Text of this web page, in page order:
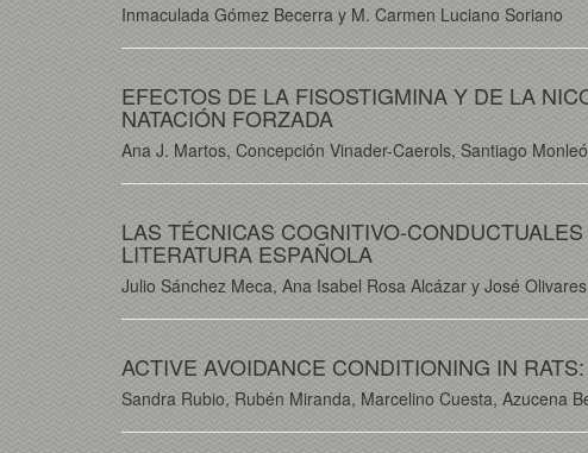
Inmaculada Gómez Becerra y M. Carmen Luciano Soriano
EFECTOS DE LA FISOSTIGMINA Y DE LA
NATACIÓN FORZADA
Ana J. Martos, Concepción Vinader-Caerols, Santiago
LAS TÉCNICAS COGNITIVO-
LITERATURA ESPAÑOLA
Julio Sánchez Meca, Ana Isabel Rosa Alcázar y José
ACTIVE AVOIDANCE CONDITIONING IN
Sandra Rubio, Rubén Miranda, Marcelino Cuesta, Azucena